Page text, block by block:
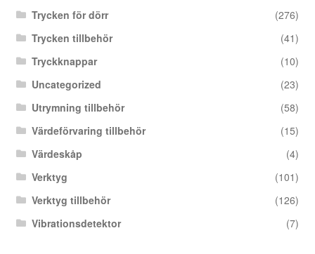
Trycken för dörr
(276)
Trycken tillbehör
(41)
Tryckknappar
(10)
Uncategorized
(23)
Utrymning tillbehör
(58)
Värdeförvaring tillbehör
(15)
Värdeskåp
(4)
Verktyg
(101)
Verktyg tillbehör
(126)
Vibrationsdetektor
(7)